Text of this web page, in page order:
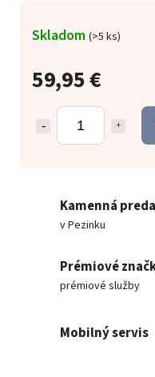
59,95 €
Skladom (>5 ks)
Kamenná
v Pezinku
Prémiové
prémiové služby
Mobilný servis